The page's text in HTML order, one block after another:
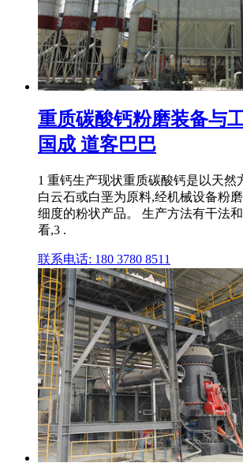
重质碳酸钙粉磨装备与
国成 道客巴巴
1 重钙生产现状重质碳酸钙是以天然
白云石或白垩为原料,经机械设备粉
细度的粉状产品。 生产方法有干法
看,3 .
联系电话: 180 3780 8511